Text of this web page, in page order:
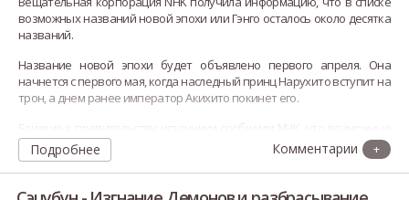
возможных названий новой эпохи или Гэнго осталось около десятка
названий.
Название новой эпохи будет объявлено первого апреля. Она
начнется с первого мая, когда наследный принц Нарухито вступит на
трон, а днем ранее император Акихито покинет его.
Близкие к правительству источники сообщили NHK, что возможные
названия были выбраны из списка в несколько десятков имен
литературоведами и
Подробнее +